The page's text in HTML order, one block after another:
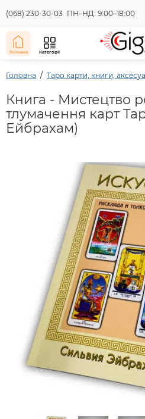
(068) 230-30-03 ПН–НД: 9:00–18:00
Головна Категорії
Головна Таро карти, книги,
Книга - Мистецтво
тлумачення карт
Ейбрахам)